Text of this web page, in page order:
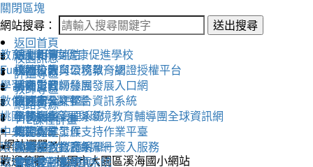
關閉區塊
網站搜尋：
送出搜尋
返回首頁
校園訊息
活動相簿
校內公告
活動影音
教務處
學務處
總務處
輔導室
會計室
評鑑專區
111學年度健康促進學校
永續校園與環境教育網
溪海愛閱粉絲團
交通安全評鑑
午餐評鑑
衛生保健工作
人權法治教育網
替代役評鑑網頁
教師專區
線上朝會連結
桃園市教育公務單一認證授權平台
桃園市教師發展發展入口網
桃園市公文整合資訊系統
全國圖書管理系統
教師專業發展支持作業平臺
教育部教育體系單一簽入服務
雲端差勤系統
網路資源
教育雲
Fun學王
學習吧
數位閱讀學習平臺
桃園市永續發展與環境教育輔導團全球資訊網
中央氣象局
環保署綠色生活資訊網
環境教育管理資訊系統
112課程計畫
歡迎參觀：桃園市大園區溪海國小網站